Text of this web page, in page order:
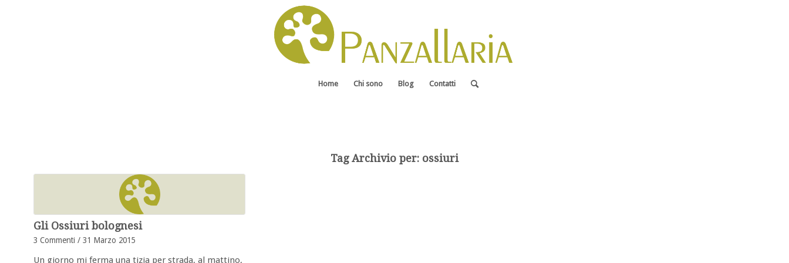
Home Chi sono Blog Contatti
Tag Archivio per: ossiuri
Gli Ossiuri bolognesi
3 Commenti / 31 Marzo 2015
Un giorno mi ferma una tizia per strada, al mattino,